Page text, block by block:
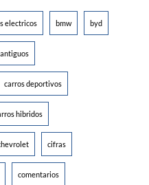
electricos bmw byd
carros deportivos
hibridos
cifras
comentarios